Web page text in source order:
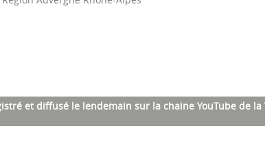
et diffusé le lendemain sur la chaine YouTube de la